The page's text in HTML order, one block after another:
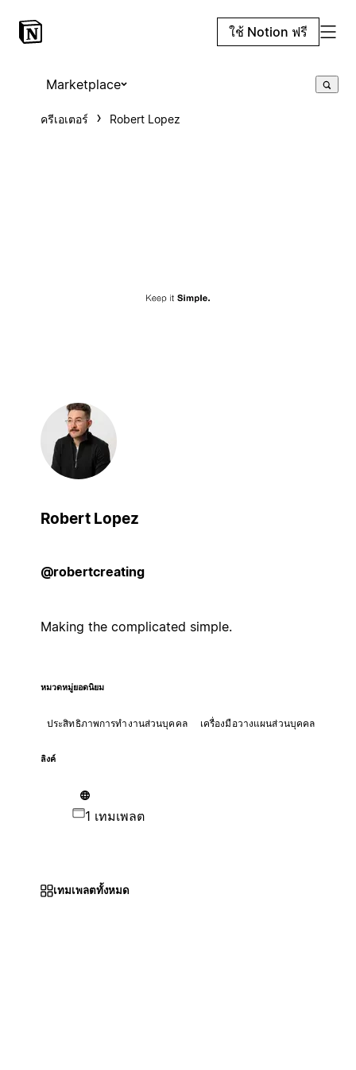
ใช้ Notion ฟรี
Marketplace
ครีเอเตอร์ Robert Lopez
Robert Lopez
@robertcreating
Making the complicated simple.
หมวดหมู่ยอดนิยม
ประสิทธิภาพการทำงานส่วนบุคคล เครื่องมือวางแผนส่วนบุคคล
ลิงค์
1 เทมเพลต
เทมเพลตทั้งหมด